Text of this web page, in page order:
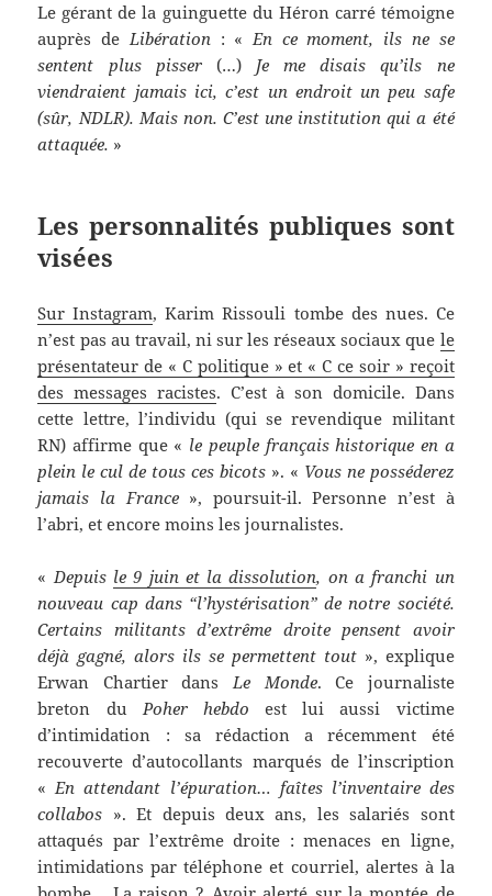
Le gérant de la guinguette du Héron carré témoigne
auprès deLibération: «En ce moment, ils ne se
sentent plus pisser(…) Je me disais qu’ils ne
viendraient jamais ici, c’est un endroit un peu safe
(sûr, NDLR). Mais non. C’est une institution qui a été
attaquée. »
Les personnalités publiques sont
visées
Sur Instagram, Karim Rissouli tombe des nues. Ce
n’est pas au travail, ni sur les réseaux sociaux que le
présentateur de « C politique » et « C ce soir » reçoit
des messages racistes. C’est à son domicile. Dans
cette lettre, l’individu (qui se revendique militant
RN) affirme que « le peuple français historique en a
plein le cul de tous ces bicots ». « Vous ne posséderez
jamais la France », poursuit-il. Personne n’est à
l’abri, et encore moins les journalistes.
«Depuis le 9 juin et la dissolution, on a franchi un
nouveau cap dans “l’hystérisation” de notre société.
Certains militants d’extrême droite pensent avoir
déjà gagné, alors ils se permettent tout», explique
Erwan Chartier dansLe Monde. Ce journaliste
breton duPoher hebdo est lui aussi victime
d’intimidation : sa rédaction a récemment été
recouverte d’autocollants marqués de l’inscription
«En attendant l’épuration… faîtes l’inventaire des
collabos ». Et depuis deux ans, les salariés sont
attaqués par l’extrême droite : menaces en ligne,
intimidations par téléphone et courriel, alertes à la